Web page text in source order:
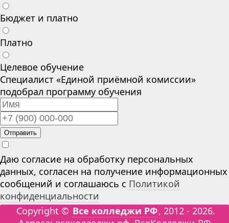
Бюджет и платно
Платно
Целевое обучение
Специалист «Единой приёмной комиссии»
подобрал программу обучения
Отправить
Даю согласие на обработку персональных
данных, согласен на получение информационных
сообщений и соглашаюсь с Политикой
конфиденциальности
Copyright © Все колледжи РФ, 2012 - 2026.